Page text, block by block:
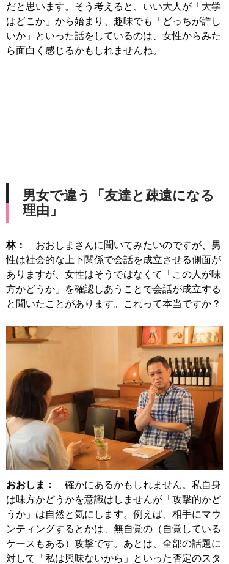
だと思います。そう考えると、いい大人が「大学
はどこか」から始まり、趣味でも「どっちが詳し
いか」といった話をしているのは、女性からみた
ら面白く感じるかもしれませんね。
男女で違う「友達と疎遠になる
理由」
林： おおしまさんに聞いてみたいのですが、男
性は社会的な上下関係で会話を成立させる側面が
ありますが、女性はそうではなくて「この人が味
方かどうか」を確認しあうことで会話が成立する
と聞いたことがあります。これって本当ですか？
おおしま： 確かにあるかもしれません。私自身
は味方かどうかを意識はしませんが「攻撃的かど
うか」は自然と気にします。例えば、相手にマウ
ンティングするとかは、無自覚の（自覚している
ケースもある）攻撃です。あとは、全部の話題に
対して「私は興味ないから」といった否定のスタ